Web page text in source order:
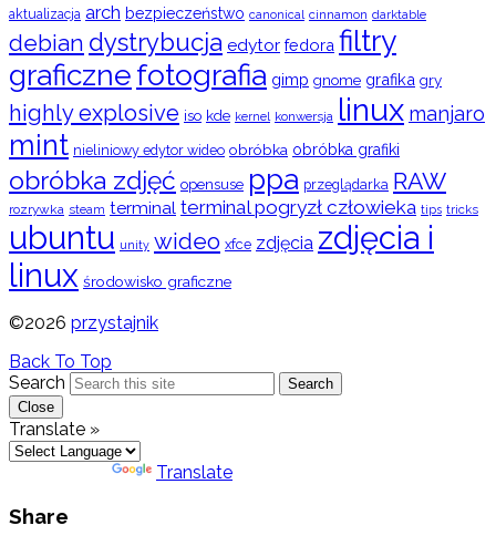
aktualizacja arch bezpieczeństwo canonical cinnamon darktable
debian dystrybucja edytor fedora filtry
graficznefotografia gimp gnome grafika gry
highly explosive iso kde kernel konwersja linux manjaro
mint nieliniowy edytor wideo obróbka obróbka grafiki
obróbka zdjęć opensuse ppa przeglądarka RAW
rozrywka steam terminal terminal pogryzł człowieka tips tricks
ubuntu unity wideo xfce zdjęcia zdjęcia i
linux środowisko graficzne
©2026 przystajnik
Back To Top
Search
Search
Close
Translate »
Translate
Share